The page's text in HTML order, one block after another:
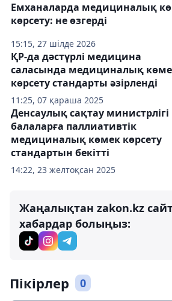
15:15, 27 шілде 2026
Емханаларда медициналық
көрсету: не өзгерді
11:25, 07 қараша 2025
ҚР-да дәстүрлі медицина
саласында медициналық
көрсету стандарты әзірленді
14:22, 23 желтоқсан 2025
Денсаулық сақтау министрлігі
балаларға паллиативтік
медициналық көмек көрсету
стандартын бекітті
Жаңалықтан zakon.kz
хабардар болыңыз:
Пікірлер 0